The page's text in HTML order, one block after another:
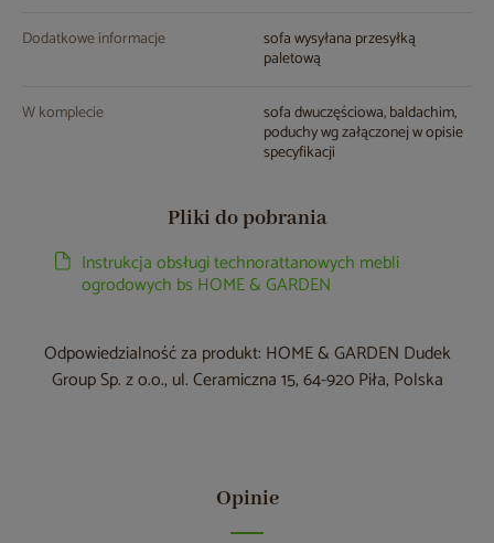
Dodatkowe informacje sofa wysyłana przesyłką
paletową
W komplecie sofa dwuczęściowa, baldachim,
poduchy wg załączonej w opisie
specyfikacji
Pliki do pobrania
Instrukcja obsługi technorattanowych mebli
ogrodowych bs HOME & GARDEN
Odpowiedzialność za produkt: HOME & GARDEN Dudek
Group Sp. z o.o., ul. Ceramiczna 15, 64-920 Piła, Polska
Opinie